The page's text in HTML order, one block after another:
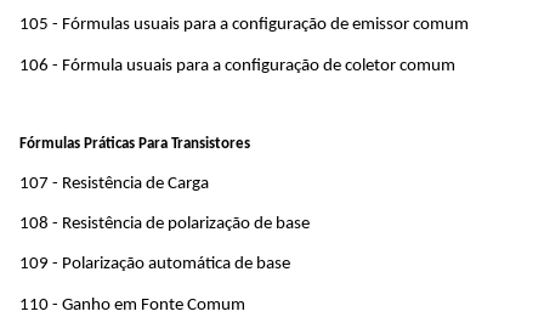
105 - Fórmulas usuais para a configuração de emissor comum
106 - Fórmula usuais para a configuração de coletor comum
Fórmulas Práticas Para Transistores
107 - Resistência de Carga
108 - Resistência de polarização de base
109 - Polarização automática de base
110 - Ganho em Fonte Comum